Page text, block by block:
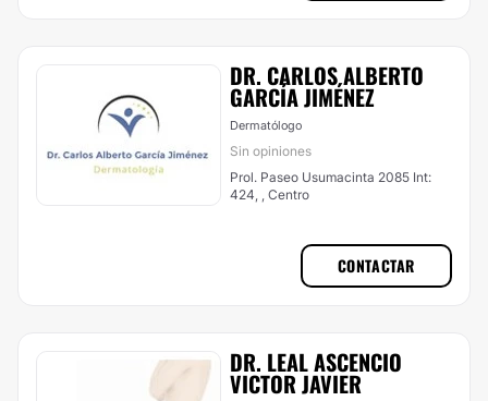
DR. CARLOS ALBERTO
GARCÍA JIMÉNEZ
Dermatólogo
Sin opiniones
Prol. Paseo Usumacinta 2085 Int:
424, , Centro
CONTACTAR
DR. LEAL ASCENCIO
VICTOR JAVIER